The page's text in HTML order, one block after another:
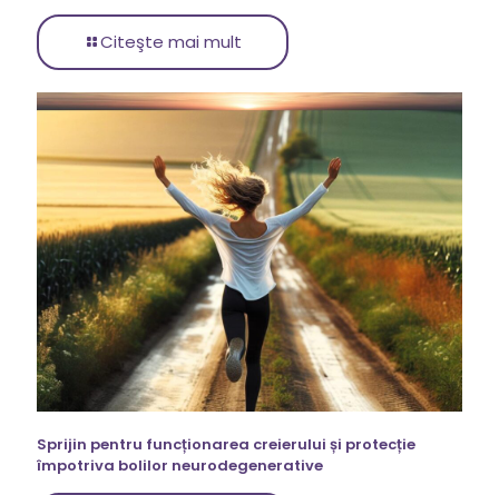
Citeşte mai mult
Sprijin pentru funcționarea creierului și protecție
împotriva bolilor neurodegenerative